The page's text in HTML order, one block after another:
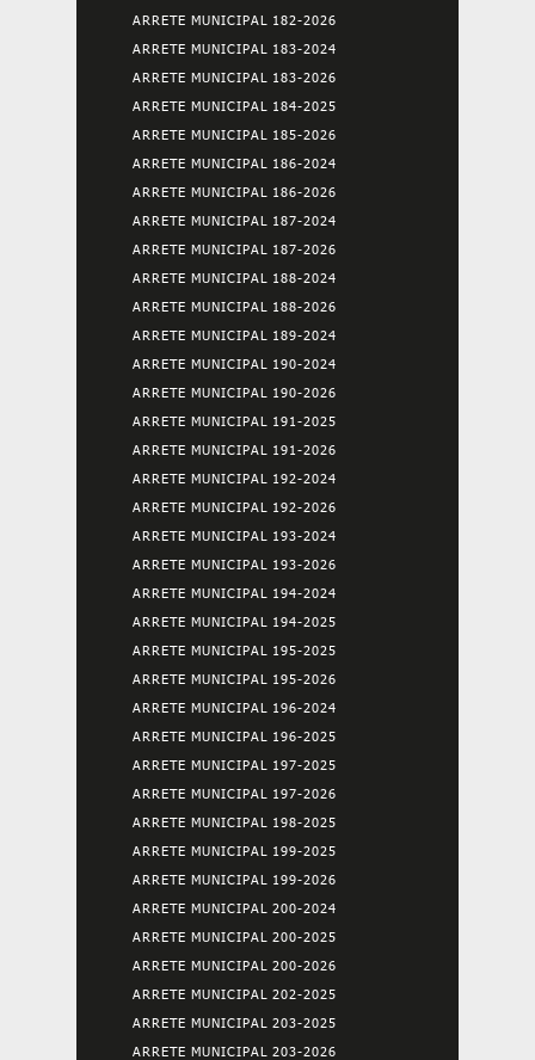
ARRETE MUNICIPAL 182-2026
ARRETE MUNICIPAL 183-2024
ARRETE MUNICIPAL 183-2026
ARRETE MUNICIPAL 184-2025
ARRETE MUNICIPAL 185-2026
ARRETE MUNICIPAL 186-2024
ARRETE MUNICIPAL 186-2026
ARRETE MUNICIPAL 187-2024
ARRETE MUNICIPAL 187-2026
ARRETE MUNICIPAL 188-2024
ARRETE MUNICIPAL 188-2026
ARRETE MUNICIPAL 189-2024
ARRETE MUNICIPAL 190-2024
ARRETE MUNICIPAL 190-2026
ARRETE MUNICIPAL 191-2025
ARRETE MUNICIPAL 191-2026
ARRETE MUNICIPAL 192-2024
ARRETE MUNICIPAL 192-2026
ARRETE MUNICIPAL 193-2024
ARRETE MUNICIPAL 193-2026
ARRETE MUNICIPAL 194-2024
ARRETE MUNICIPAL 194-2025
ARRETE MUNICIPAL 195-2025
ARRETE MUNICIPAL 195-2026
ARRETE MUNICIPAL 196-2024
ARRETE MUNICIPAL 196-2025
ARRETE MUNICIPAL 197-2025
ARRETE MUNICIPAL 197-2026
ARRETE MUNICIPAL 198-2025
ARRETE MUNICIPAL 199-2025
ARRETE MUNICIPAL 199-2026
ARRETE MUNICIPAL 200-2024
ARRETE MUNICIPAL 200-2025
ARRETE MUNICIPAL 200-2026
ARRETE MUNICIPAL 202-2025
ARRETE MUNICIPAL 203-2025
ARRETE MUNICIPAL 203-2026